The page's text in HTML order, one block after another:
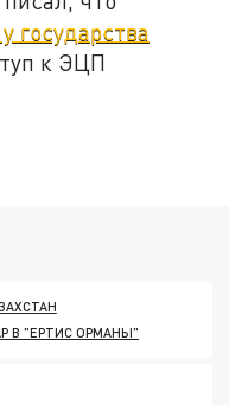
государства
к ЭЦП
В "ЕРТИС ОРМАНЫ"